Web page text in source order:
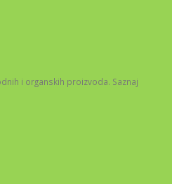
i organskih proizvoda. Saznaj